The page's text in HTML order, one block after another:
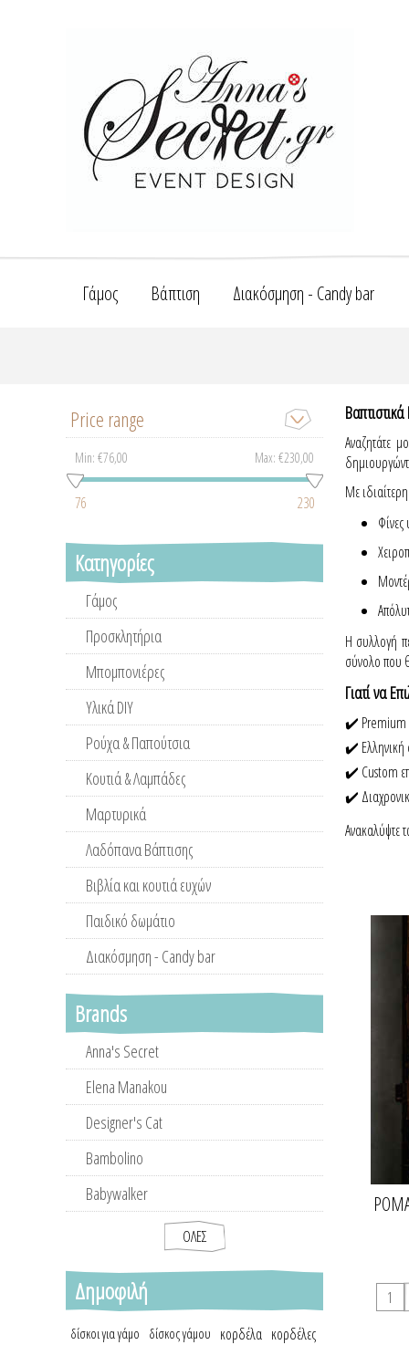
Γάμος Βάπτιση Διακόσμηση - Candy bar
Αναζητάτε
Με
Η συλλογή
σύνολο που
Γιατί να
✔️ Premium
✔️ Ελληνική
✔️ Custom
✔️
Ανακαλύψτε
Price range
Min: €76,00 Max: €230,00
76 230
Κατηγορίες
Γάμος
Προσκλητήρια
Μπομπονιέρες
Υλικά DIY
Ρούχα & Παπούτσια
Κουτιά & Λαμπάδες
Μαρτυρικά
Λαδόπανα Βάπτισης
Βιβλία και κουτιά ευχών
Παιδικό δωμάτιο
Διακόσμηση - Candy bar
Brands
Anna's Secret
Elena Manakou
Designer's Cat
Bambolino
Babywalker
ΌΛΕΣ
Δημοφιλή
δίσκοι για γάμο δίσκος γάμου κορδέλα κορδέλες